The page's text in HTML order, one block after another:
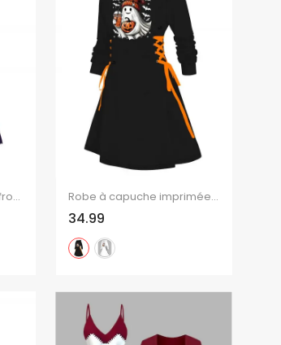
Robe de vacances mini froncée à imprimé fleurs et feuilles Robe à capuche imprimée citrouille fantôme d'Halloween, mini-robe à lacets et cordons de serrage
34.99